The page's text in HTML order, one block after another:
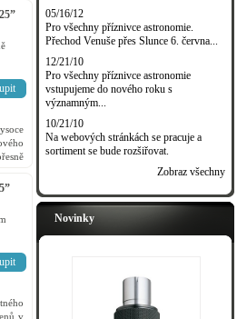
v
05/16/12
Pro všechny příznivce astronomie.
Přechod Venuše přes Slunce 6. června...
12/21/10
Pro všechny příznivce astronomie
vstupujeme do nového roku s
významným...
10/21/10
Na webových stránkách se pracuje a
sortiment se bude rozšiřovat.
Zobraz všechny
Novinky